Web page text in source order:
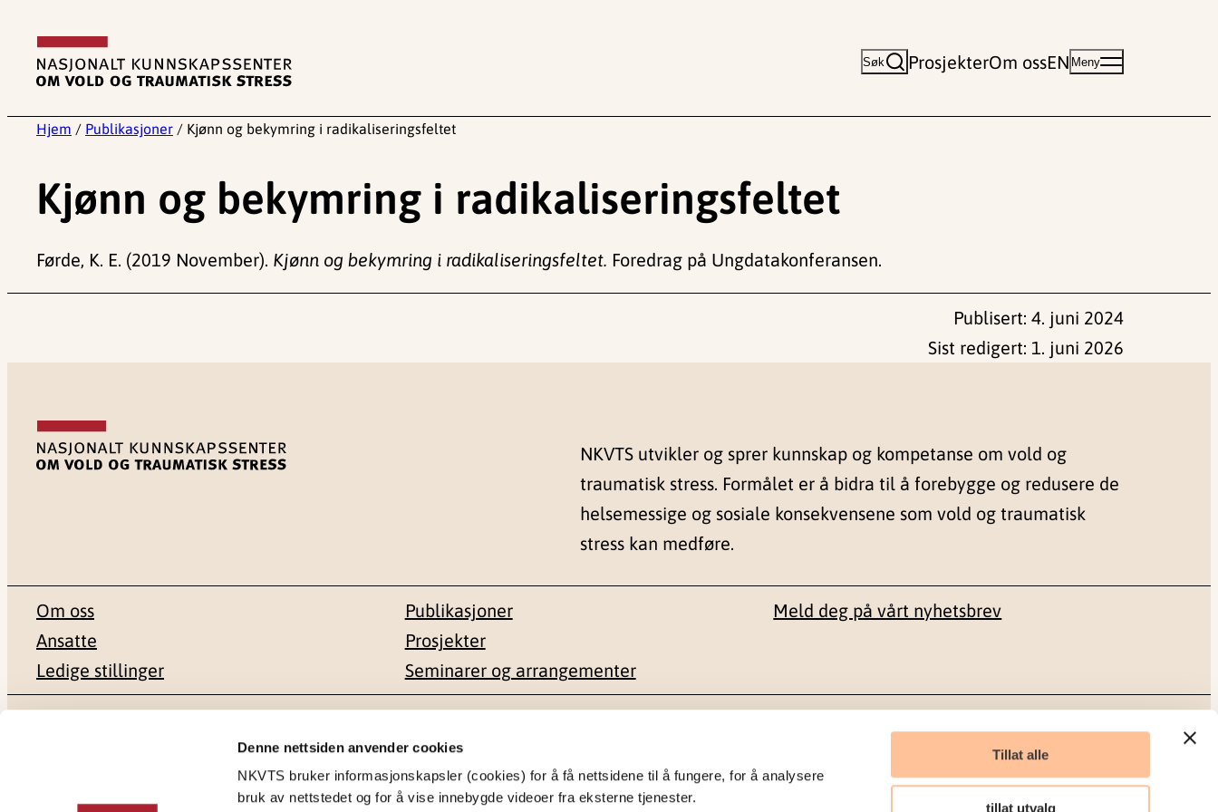
Denne nettsiden anvender cookies
NKVTS bruker informasjonskapsler (cookies) for å få nettsidene til å fungere, for å analysere
bruk av nettstedet og for å vise innebygde videoer fra eksterne tjenester.
Tillat alle
tillat utvalg
innhold
Søk ProsjekterOm ossEN Meny
Hjem / Publikasjoner / Kjønn og bekymring i radikaliseringsfeltet
Kjønn og bekymring i radikaliseringsfeltet
Førde, K. E. (2019 November). Kjønn og bekymring i radikaliseringsfeltet. Foredrag på Ungdatakonferansen.
Publisert: 4. juni 2024
Sist redigert: 1. juni 2026
NKVTS utvikler og sprer kunnskap og kompetanse om vold og
traumatisk stress. Formålet er å bidra til å forebygge og redusere de
helsemessige og sosiale konsekvensene som vold og traumatisk
stress kan medføre.
Om oss
Ansatte
Ledige stillinger
Publikasjoner
Prosjekter
Seminarer og arrangementer
Meld deg på vårt nyhetsbrev
Besøksadresse
Gullhaugveien 1-3
22 59 55 00
Sosiale medier
Facebook